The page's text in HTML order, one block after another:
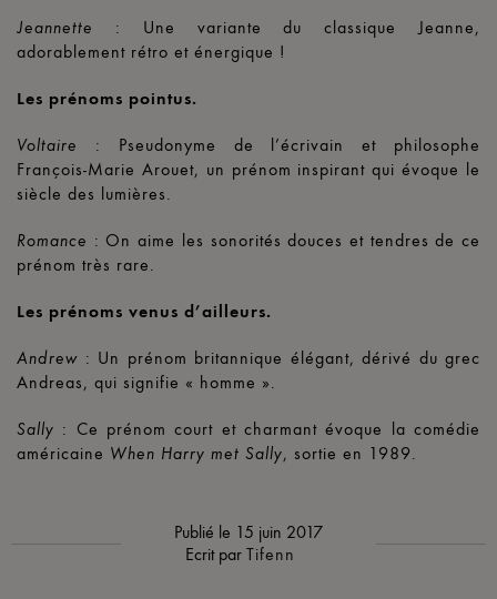
Jeannette
: Une variante du classique Jeanne,
adorablement rétro et énergique !
Les prénoms pointus.
Voltaire
: Pseudonyme de l’écrivain et philosophe
François-Marie Arouet, un prénom inspirant qui évoque le
siècle des lumières.
Romance : On aime les sonorités douces et tendres de ce
prénom très rare.
Les prénoms venus d’ailleurs.
Andrew : Un prénom britannique élégant, dérivé du grec
Andreas, qui signifie « homme ».
Sally : Ce prénom court et charmant évoque la comédie
américaine When Harry met Sally, sortie en 1989.
Publié le 15 juin 2017
Ecrit par Tifenn